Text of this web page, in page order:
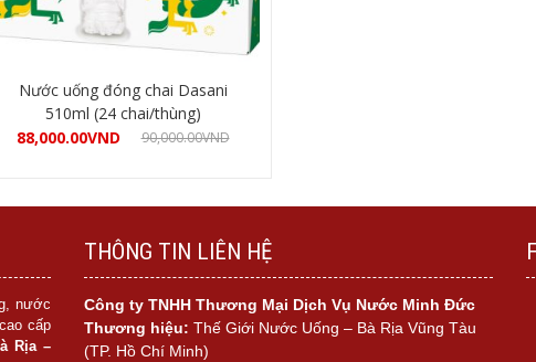
Nước uống đóng chai Dasani
510ml (24 chai/thùng)
88,000.00VND 90,000.00VND
nước
cấp
Rịa –
THÔNG TIN LIÊN HỆ
Công ty TNHH Thương Mại Dịch Vụ Nước Minh Đức
Thương hiệu: Thế Giới Nước Uống – Bà Rịa Vũng Tàu
(TP. Hồ Chí Minh)